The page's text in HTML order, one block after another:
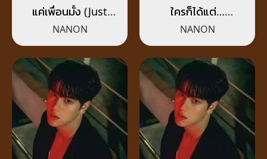
แค่เพื่อนมั้ง (Just
Friend?)
NANON
ใครก็ได้แต่…
(MILLIONS PEOPLE)
NANON